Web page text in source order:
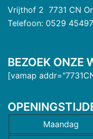
Vrijthof 2 7731 CN
Telefoon: 0529
BEZOEK ONZE
[vamap
Maandag